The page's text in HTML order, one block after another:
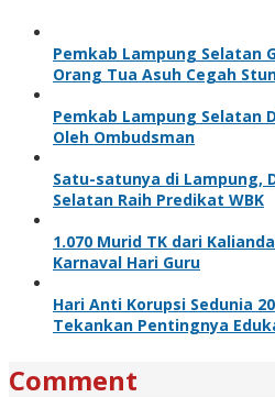
Pemkab Lampung Selatan
Orang Tua Asuh Cegah
Pemkab Lampung Selatan
Oleh Ombudsman
Satu-satunya di Lampung,
Selatan Raih Predikat WBK
1.070 Murid TK dari
Karnaval Hari Guru
Hari Anti Korupsi Sedunia
Tekankan Pentingnya
Comment